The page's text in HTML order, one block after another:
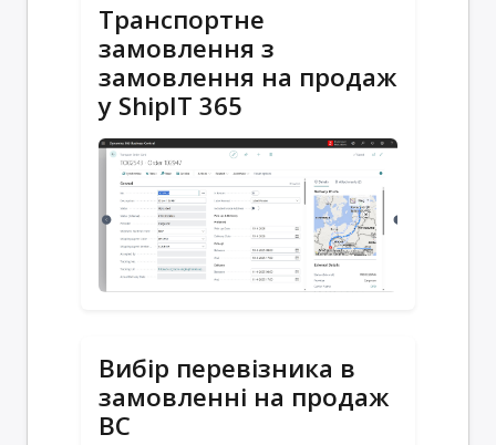
Транспортне
замовлення з
замовлення на продаж
у ShipIT 365
Вибір перевізника в
замовленні на продаж
BC